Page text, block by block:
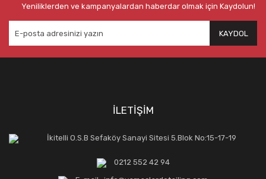
Yeniliklerden ve kampanyalardan haberdar olmak için Kaydolun!
KAYDOL
İLETİŞİM
İkitelli O.S.B Sefaköy Sanayi Sitesi 5.Blok No:15-17-19
0212 552 42 94